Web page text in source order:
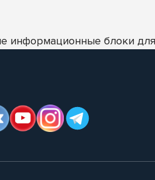
информационные блоки